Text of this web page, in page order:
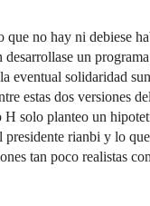
que no hay ni debiese
desarrollase un
eventual solidaridad
estas dos versiones
H solo planteo un
presidente rianbi y lo
tan poco realistas